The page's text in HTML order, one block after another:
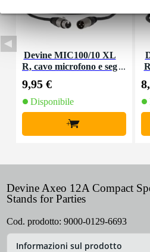
Devine MIC100/10 XL
R, cavo microfono e seg
9,95 €
Disponibile
+
Devine Axeo 12A Compact
Stands for Parties
Cod. prodotto: 9000-0129-6693
Informazioni sul prodotto